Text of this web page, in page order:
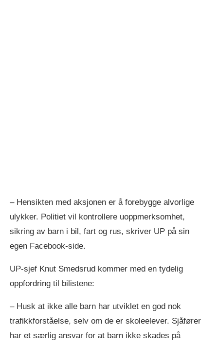
– Hensikten med aksjonen er å forebygge alvorlige
ulykker. Politiet vil kontrollere uoppmerksomhet,
sikring av barn i bil, fart og rus, skriver UP på sin
egen Facebook-side.
UP-sjef Knut Smedsrud kommer med en tydelig
oppfordring til bilistene:
– Husk at ikke alle barn har utviklet en god nok
trafikkforståelse, selv om de er skoleelever. Sjåfører
har et særlig ansvar for at barn ikke skades på